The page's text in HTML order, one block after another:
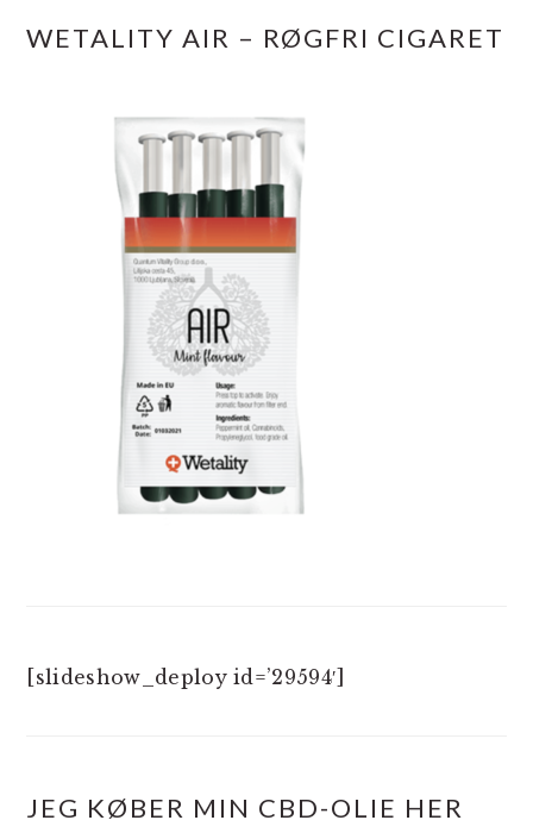
WETALITY AIR – RØGFRI CIGARET
[slideshow_deploy id=’29594′]
JEG KØBER MIN CBD-OLIE HER